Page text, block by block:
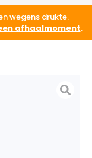
wegens drukte.
afhaalmoment.